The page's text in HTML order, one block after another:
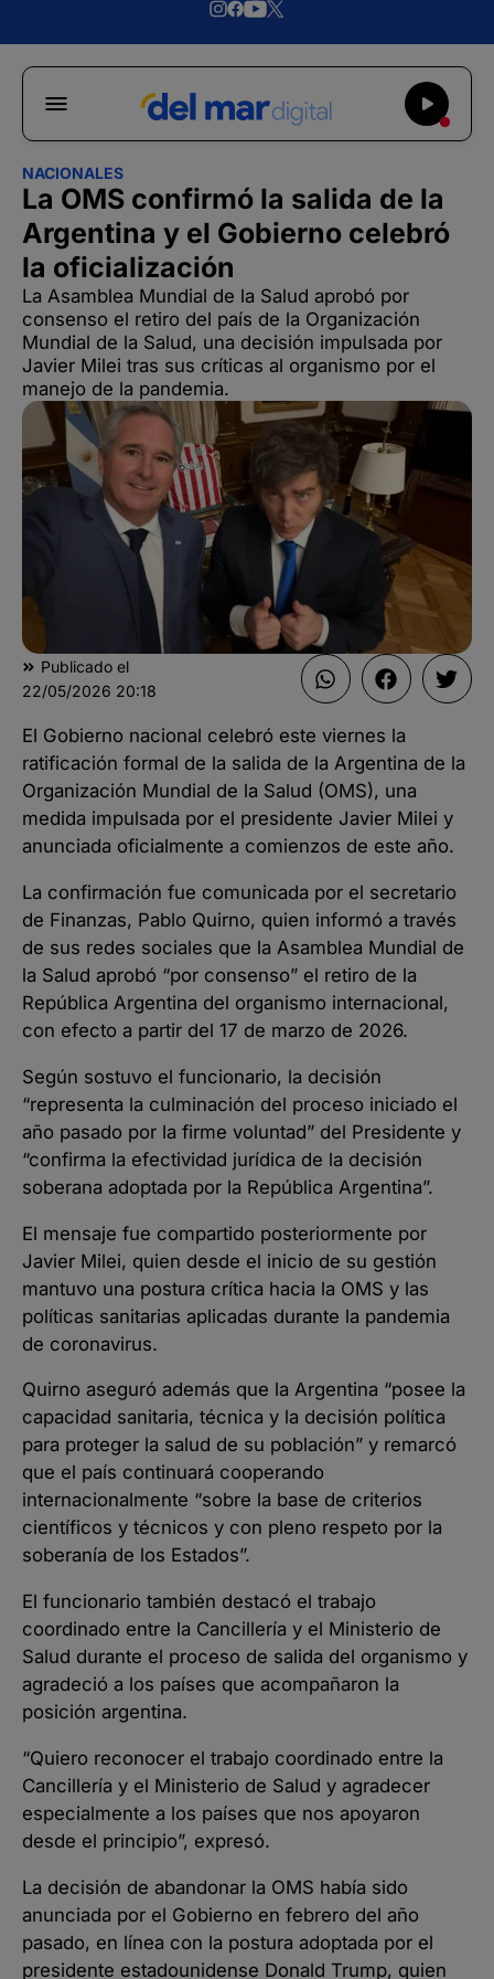
NACIONALES
La OMS confirmó la salida de la
Argentina y el Gobierno celebró
la oficialización
La Asamblea Mundial de la Salud aprobó por
consenso el retiro del país de la Organización
Mundial de la Salud, una decisión impulsada por
Javier Milei tras sus críticas al organismo por el
manejo de la pandemia.
Publicado el
22/05/2026 20:18
El Gobierno nacional celebró este viernes la
ratificación formal de la salida de la Argentina de la
Organización Mundial de la Salud (OMS), una
medida impulsada por el presidente Javier Milei y
anunciada oficialmente a comienzos de este año.
La confirmación fue comunicada por el secretario
de Finanzas, Pablo Quirno, quien informó a través
de sus redes sociales que la Asamblea Mundial de
la Salud aprobó “por consenso” el retiro de la
República Argentina del organismo internacional,
con efecto a partir del 17 de marzo de 2026.
Según sostuvo el funcionario, la decisión
“representa la culminación del proceso iniciado el
año pasado por la firme voluntad” del Presidente y
“confirma la efectividad jurídica de la decisión
soberana adoptada por la República Argentina”.
El mensaje fue compartido posteriormente por
Javier Milei, quien desde el inicio de su gestión
mantuvo una postura crítica hacia la OMS y las
políticas sanitarias aplicadas durante la pandemia
de coronavirus.
Quirno aseguró además que la Argentina “posee la
capacidad sanitaria, técnica y la decisión política
para proteger la salud de su población” y remarcó
que el país continuará cooperando
internacionalmente “sobre la base de criterios
científicos y técnicos y con pleno respeto por la
soberanía de los Estados”.
El funcionario también destacó el trabajo
coordinado entre la Cancillería y el Ministerio de
Salud durante el proceso de salida del organismo y
agradeció a los países que acompañaron la
posición argentina.
“Quiero reconocer el trabajo coordinado entre la
Cancillería y el Ministerio de Salud y agradecer
especialmente a los países que nos apoyaron
desde el principio”, expresó.
La decisión de abandonar la OMS había sido
anunciada por el Gobierno en febrero del año
pasado, en línea con la postura adoptada por el
presidente estadounidense Donald Trump, quien